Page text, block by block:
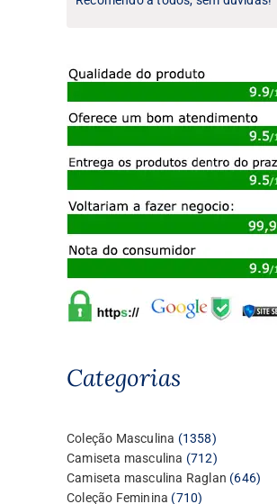
Categorias
Coleção Masculina 13581358
produtos
Camiseta masculina 712712
produtos
Camiseta masculina Raglan 646646
Coleção Feminina 710710